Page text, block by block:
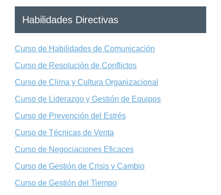
Habilidades Directivas
Curso de Habilidades de Comunicación
Curso de Resolución de Conflictos
Curso de Clima y Cultura Organizacional
Curso de Liderazgo y Gestión de Equipos
Curso de Prevención del Estrés
Curso de Técnicas de Venta
Curso de Negociaciones Eficaces
Curso de Gestión de Crisis y Cambio
Curso de Gestión del Tiempo